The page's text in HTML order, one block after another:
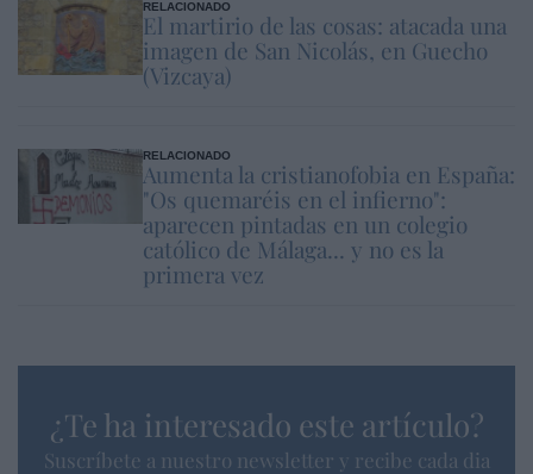
RELACIONADO
El martirio de las cosas: atacada una
imagen de San Nicolás, en Guecho
(Vizcaya)
RELACIONADO
Aumenta la cristianofobia en España:
"Os quemaréis en el infierno":
aparecen pintadas en un colegio
católico de Málaga... y no es la
primera vez
¿Te ha interesado este artículo?
Suscríbete a nuestro newsletter y recibe cada dia